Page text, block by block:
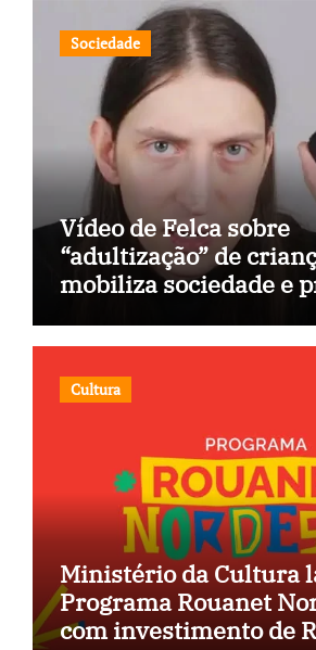
Sociedade
Vídeo de Felca sobre
“adultização” de
mobiliza sociedade e
Cultura
Ministério da Cultura
Programa Rouanet
com investimento de